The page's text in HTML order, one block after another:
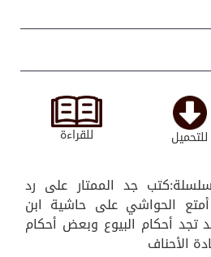
للقراءة للتحميل
جد الممتار على رد
الحواشي على حاشية ابن
تجد أحكام البيوع وبعض أحكام
الأحناف